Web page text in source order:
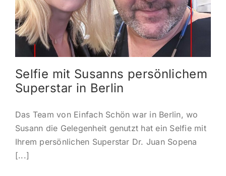
KONTAKT
ANMELDEN
IHR WARENKORB
SEARCH
Selfie mit Susanns persönlichem
Superstar in Berlin
Das Team von Einfach Schön war in Berlin, wo
Susann die Gelegenheit genutzt hat ein Selfie mit
Ihrem persönlichen Superstar Dr. Juan Sopena
[...]